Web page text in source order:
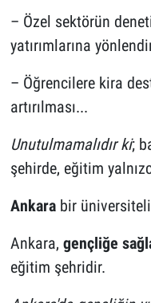
– Özel sektörün
yatırımlarına
– Öğrencilere kira
artırılması...
Unutulmamalıdır ki;
şehirde, eğitim
Ankarabir
Ankara, gençliğe
eğitim şehridir.